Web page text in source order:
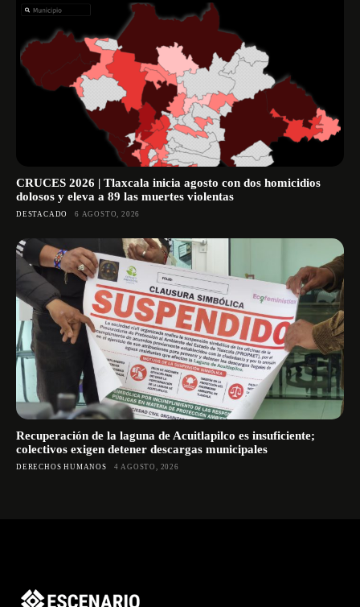
CRUCES 2026 | Tlaxcala inicia agosto con dos homicidios
dolosos y eleva a 89 las muertes violentas
DESTACADO 6 AGOSTO, 2026
Recuperación de la laguna de Acuitlapilco es insuficiente;
colectivos exigen detener descargas municipales
DERECHOS HUMANOS 4 AGOSTO, 2026